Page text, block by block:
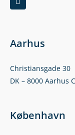
Aarhus
Christiansgade 30
DK – 8000 Aarhus C
København